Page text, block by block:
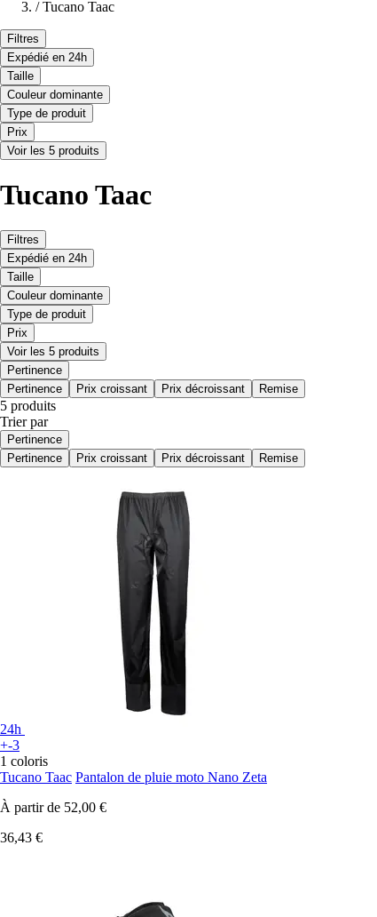
/ Tucano Taac
Filtres
Expédié en 24h
Taille
Couleur dominante
Type de produit
Prix
Voir les 5 produits
Tucano Taac
Filtres
Expédié en 24h
Taille
Couleur dominante
Type de produit
Prix
Voir les 5 produits
Pertinence
Pertinence
Prix croissant Prix décroissant Remise
5 produits
Trier par
Pertinence
Pertinence
Prix croissant Prix décroissant Remise
24h
+-3
1 coloris
Tucano Taac Pantalon de pluie moto Nano Zeta
À partir de 52,00 €
36,43 €